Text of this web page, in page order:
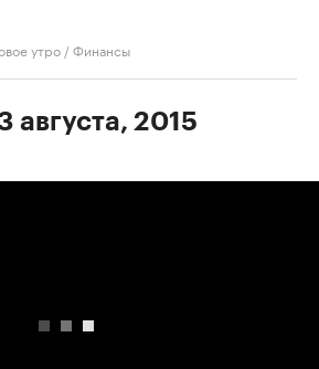
утро /Финансы
августа, 2015